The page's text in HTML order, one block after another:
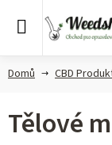
Domů CBD
Tělové